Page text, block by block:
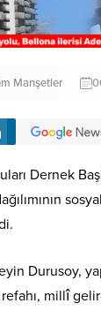
Manşetler
Dernek
Durusoy,
millî